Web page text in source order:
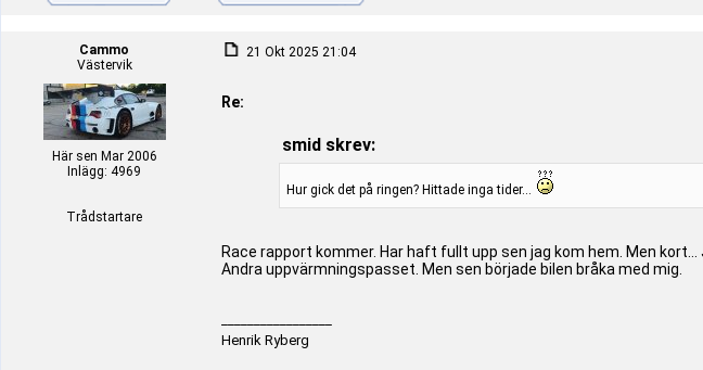
Cammo
Västervik
Här sen Mar 2006
Inlägg: 4969
Trådstartare
21 Okt 2025 21:04
Re:
smid skrev:
Hur gick det på ringen? Hittade inga tider...
Race rapport kommer. Har haft fullt upp sen jag kom hem. Men
Andra uppvärmningspasset. Men sen började bilen bråka med mig.
Henrik Ryberg